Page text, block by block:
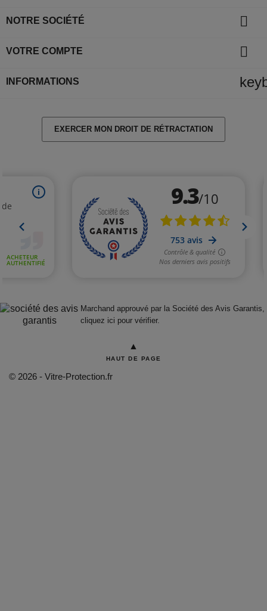
NOTRE SOCIÉTÉ 
VOTRE COMPTE 
INFORMATIONS
EXERCER MON DROIT DE RÉTRACTATION
Marchand approuvé par la Société des Avis Garantis,
cliquez ici pour vérifier.
▲
HAUT DE PAGE
© 2026 - Vitre-Protection.fr